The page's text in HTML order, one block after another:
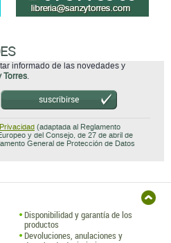
informado de las novedades y
Torres.
suscribirse
(adaptada al Reglamento
y del Consejo, de 27 de abril de
General de Protección de Datos
Disponibilidad y garantía de los
productos
Devoluciones, anulaciones y